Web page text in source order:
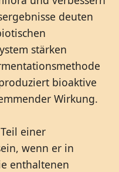
deuten
stärken
bioaktive
Wirkung.
einer
wenn er in
enthaltenen